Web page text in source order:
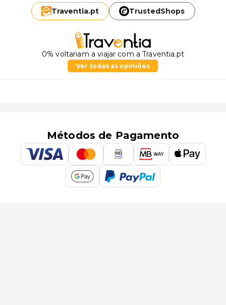
Traventia.pt TrustedShops
0% voltariam a viajar com a Traventia.pt
Ver todas as opiniões
Métodos de Pagamento